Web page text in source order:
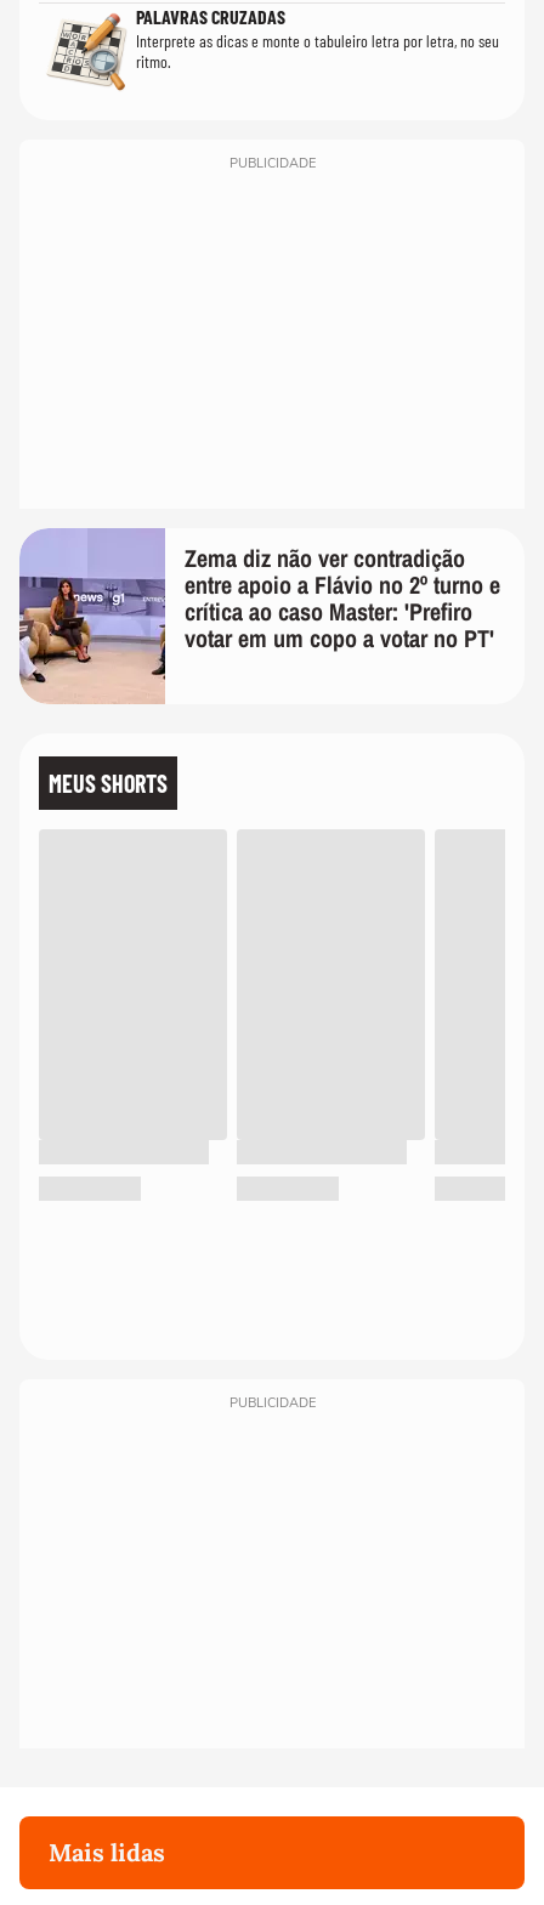
PALAVRAS CRUZADAS
Interprete as dicas e monte o tabuleiro letra por letra, no seu
ritmo.
PUBLICIDADE
Zema diz não ver contradição
entre apoio a Flávio no 2º turno e
crítica ao caso Master: 'Prefiro
votar em um copo a votar no PT'
MEUS SHORTS
PUBLICIDADE
Mais lidas